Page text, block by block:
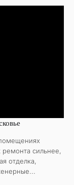
ремонта сильнее,
отделка,